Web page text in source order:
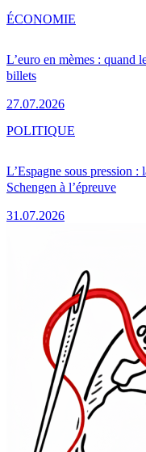
L’euro en mèmes : quand
billets
27.07.2026
ÉCONOMIE
L’Espagne sous pression
Schengen à l’épreuve
31.07.2026
POLITIQUE